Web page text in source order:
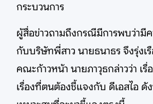
กระบวนการ
ผู้สื่อข่าวถามถึงกรณีมีการพบว่ามีค
กับบริษัทพี่สาว นายธนาธร จึงรุ่งเ
คณะก้าวหน้า นายภาวุธกล่าวว่า เ
เรื่องที่ตนต้องชี้แจงกับ ดีเอสไอ ดั